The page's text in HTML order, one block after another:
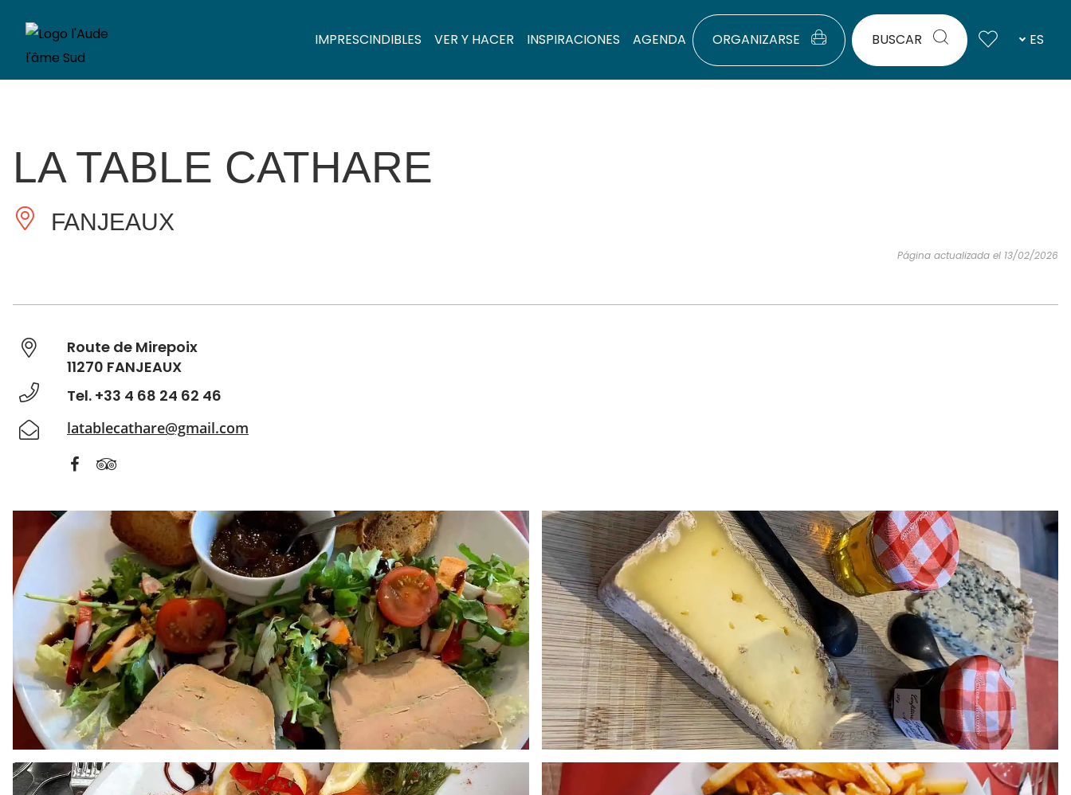
IMPRESCINDIBLES VER Y HACER INSPIRACIONES AGENDA ORGANIZARSE BUSCAR ES
LA TABLE CATHARE
FANJEAUX
Página actualizada el 13/02/2026
Route de Mirepoix
11270 FANJEAUX
Tel. +33 4 68 24 62 46
latablecathare@gmail.com